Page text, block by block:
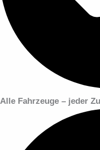
Alle Fahrzeuge – jeder